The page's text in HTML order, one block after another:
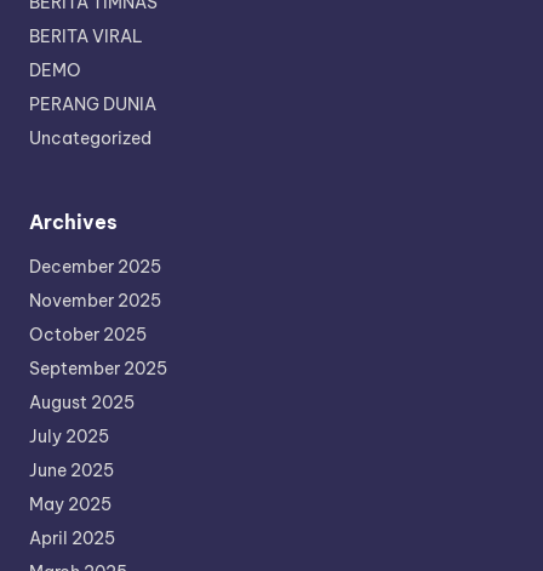
BERITA VIRAL
DEMO
PERANG DUNIA
Uncategorized
Archives
December 2025
November 2025
October 2025
September 2025
August 2025
July 2025
June 2025
May 2025
April 2025